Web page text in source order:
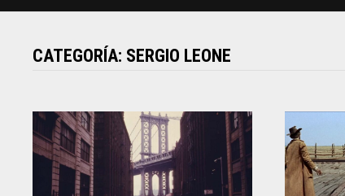
CATEGORÍA: SERGIO LEONE